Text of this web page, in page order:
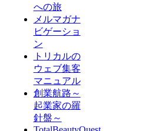
への旅
メルマガナ
ビゲーショ
ン
トリカルの
ウェブ集客
マニュアル
創業航路～
起業家の羅
針盤～